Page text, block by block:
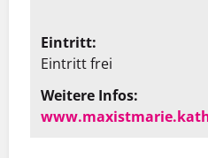
Eintritt:
Eintritt frei
Weitere Infos: